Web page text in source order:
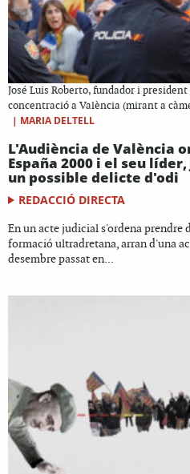
José Luis Roberto, fundador i
concentració a València (mirant a
| MARIA DELTELL
L'Audiència de València
España 2000 i el seu
un possible delicte d'odi
REDACCIÓ DIRECTA
En un acte judicial s'ordena prendre
formació ultradretana, arran d'una
desembre passat en...